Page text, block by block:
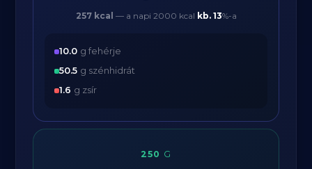
257 kcal — a napi 2000 kcal kb. 13%-a
10.0 g fehérje
50.5 g szénhidrát
1.6 g zsír
250 G